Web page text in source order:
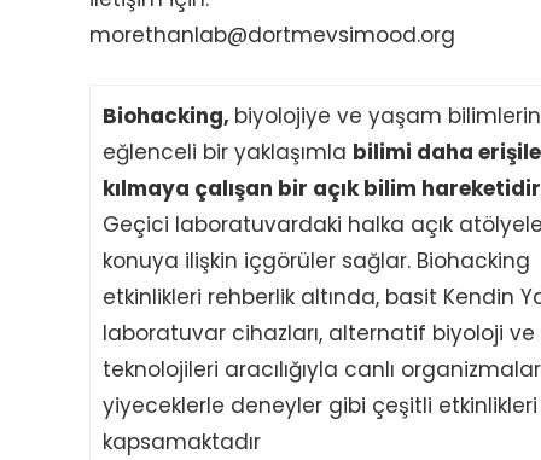
morethanlab@dortmevsimood.org
Biohacking, biyolojiye ve yaşam
eğlenceli bir yaklaşımla bilimi daha
kılmaya çalışan bir açık bilim
Geçici laboratuvardaki halka açık
konuya ilişkin içgörüler sağlar. Biohacking
etkinlikleri rehberlik altında, basit Kendin
laboratuvar cihazları, alternatif biyoloji ve
teknolojileri aracılığıyla canlı
yiyeceklerle deneyler gibi çeşitli etkinlikleri
kapsamaktadır